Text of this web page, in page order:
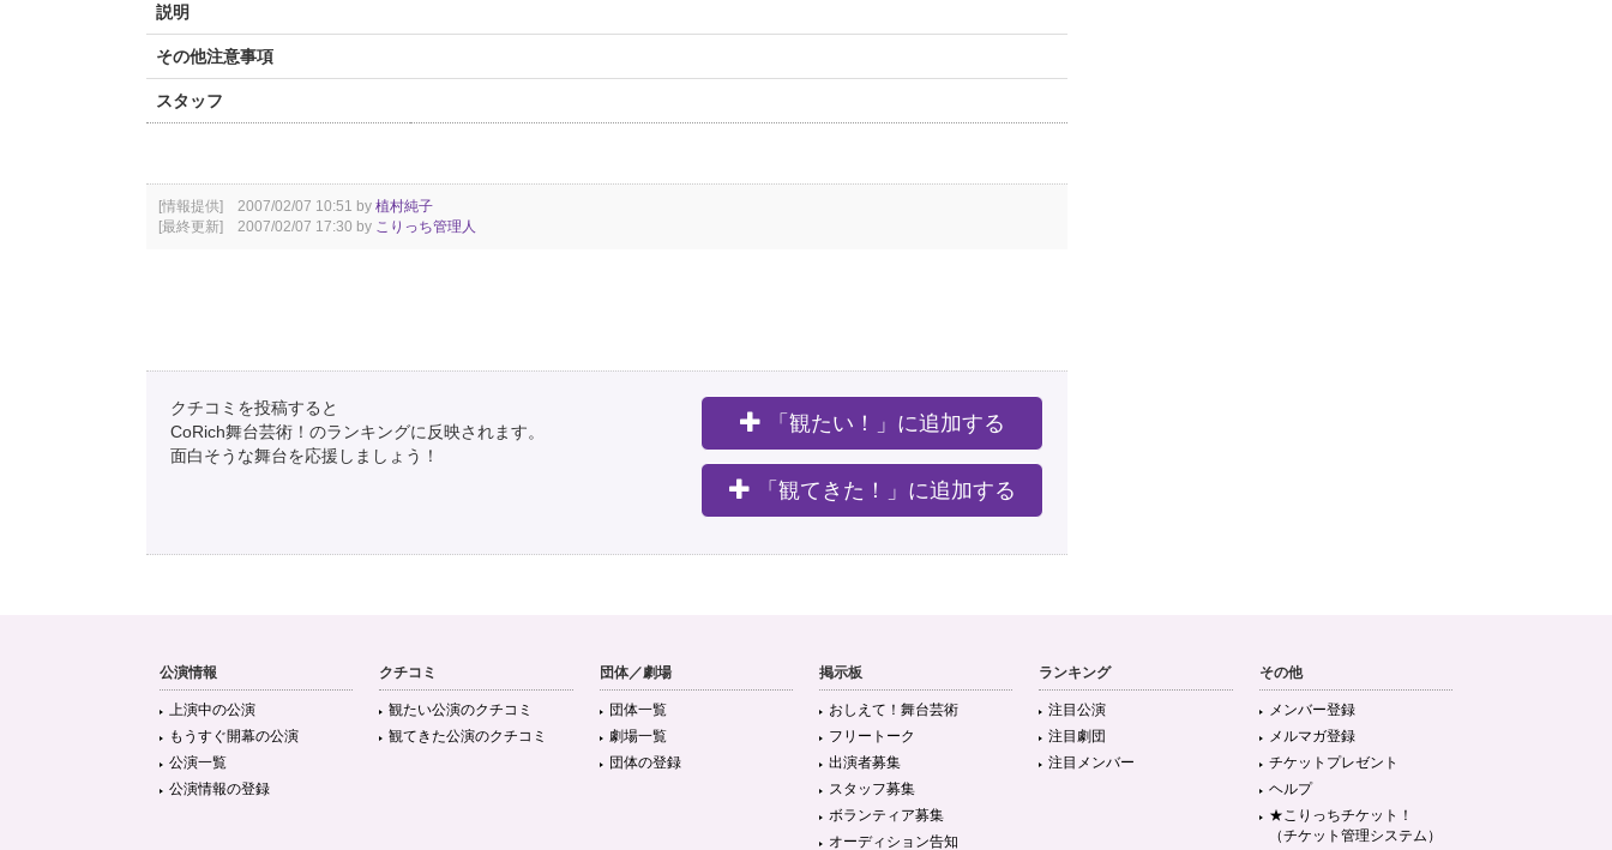
説明
その他注意事項
スタッフ
[情報提供] 2007/02/07 10:51 by 植村純子
[最終更新] 2007/02/07 17:30 by こりっち管理人
クチコミを投稿すると
CoRich舞台芸術！のランキングに反映されます。
面白そうな舞台を応援しましょう！
「観たい！」に追加する
「観てきた！」に追加する
公演情報
上演中の公演
もうすぐ開幕の公演
公演一覧
公演情報の登録
クチコミ
観たい公演のクチコミ
観てきた公演のクチコミ
団体／劇場
団体一覧
劇場一覧
団体の登録
掲示板
おしえて！舞台芸術
フリートーク
出演者募集
スタッフ募集
ボランティア募集
オーディション告知
ランキング
注目公演
注目劇団
注目メンバー
その他
メンバー登録
メルマガ登録
チケットプレゼント
ヘルプ
★こりっちチケット！
（チケット管理システム）